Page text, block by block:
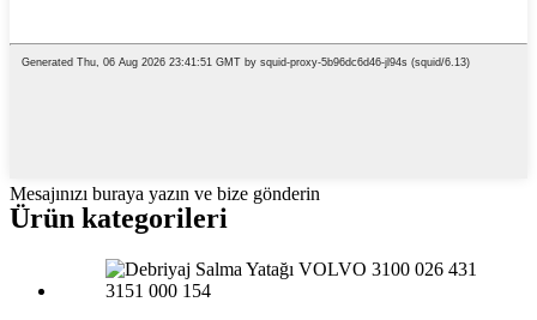
Mesajınızı buraya yazın ve bize gönderin
Ürün kategorileri